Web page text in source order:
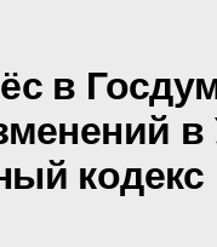
в
в
кодекс